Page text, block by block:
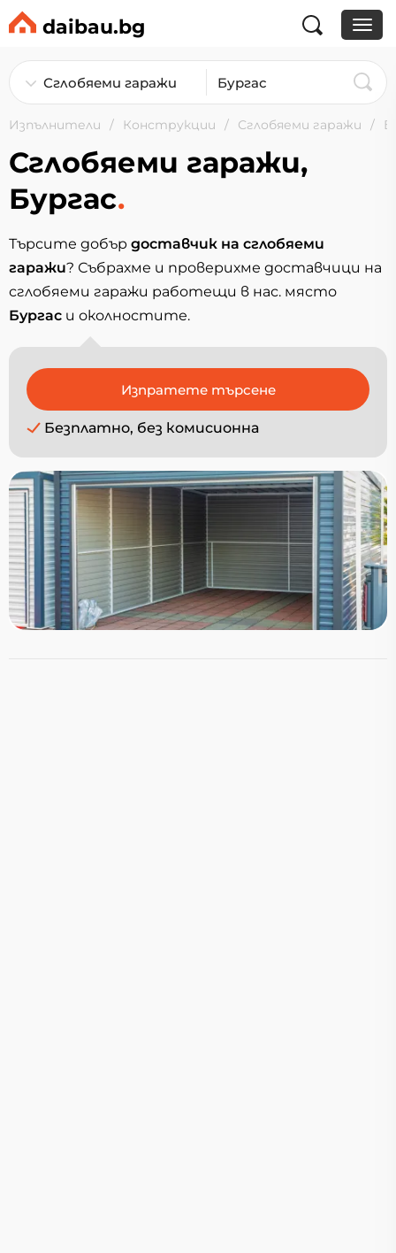
daibau.bg
Изпълнители Конструкции Сглобяеми гаражи
Сглобяеми гаражи,
Бургас.
Търсите добър доставчик на сглобяеми
гаражи? Събрахме и проверихме доставчици на
сглобяеми гаражи работещи в нас. място
Бургас и околностите.
Безплатно, без комисионна